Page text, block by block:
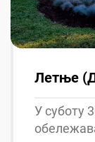
Летње
У суботу